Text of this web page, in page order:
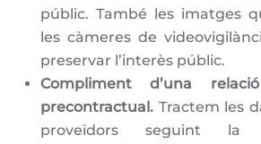
públic. També les imatges
les càmeres de
preservar l’interès públic.
Compliment d’una
precontractual. Tractem les
proveïdors seguint la